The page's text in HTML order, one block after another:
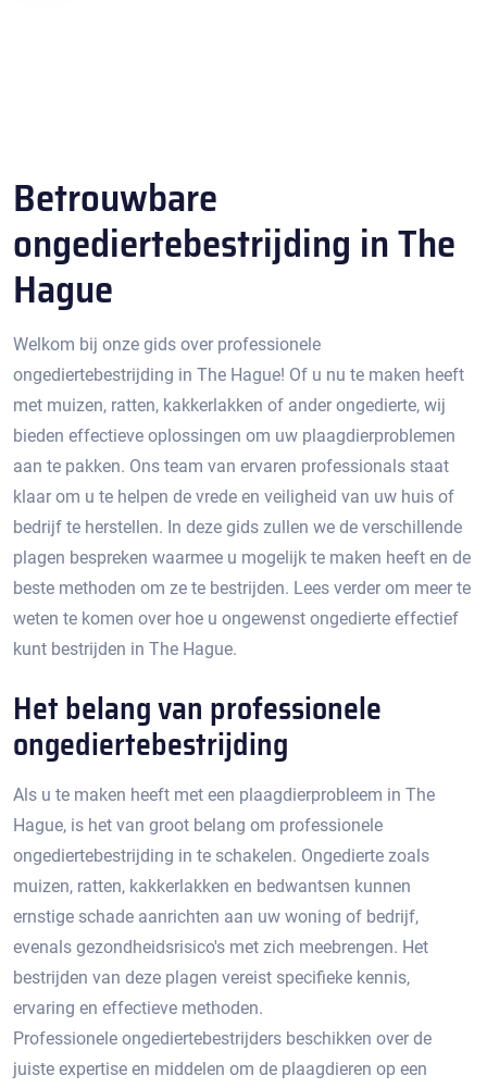
Betrouwbare
ongediertebestrijding in The
Hague
Welkom bij onze gids over professionele
ongediertebestrijding in The Hague!​ Of u nu te maken heeft
met muizen, ratten, kakkerlakken of ander ongedierte, wij
bieden effectieve oplossingen om uw plaagdierproblemen
aan te pakken.​ Ons team van ervaren professionals staat
klaar om u te helpen de vrede en veiligheid van uw huis of
bedrijf te herstellen.​ In deze gids zullen we de verschillende
plagen bespreken waarmee u mogelijk te maken heeft en de
beste methoden om ze te bestrijden. Lees verder om meer te
weten te komen over hoe u ongewenst ongedierte effectief
kunt bestrijden in The Hague.​
Het belang van professionele
ongediertebestrijding
Als u te maken heeft met een plaagdierprobleem in The
Hague, is het van groot belang om professionele
ongediertebestrijding in te schakelen.​ Ongedierte zoals
muizen, ratten, kakkerlakken en bedwantsen kunnen
ernstige schade aanrichten aan uw woning of bedrijf,
evenals gezondheidsrisico's met zich meebrengen.​ Het
bestrijden van deze plagen vereist specifieke kennis,
ervaring en effectieve methoden.​
Professionele ongediertebestrijders beschikken over de
juiste expertise en middelen om de plaagdieren op een